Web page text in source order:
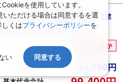
ｂコレスペシャル★首都圏 ★ 【禁
のみ）(1名～2名1室)
空室わずか
大人１名 49,700円
を使用しています。
いただける場合は同意するを選
くはプライバシーポリシーを
い 同意する